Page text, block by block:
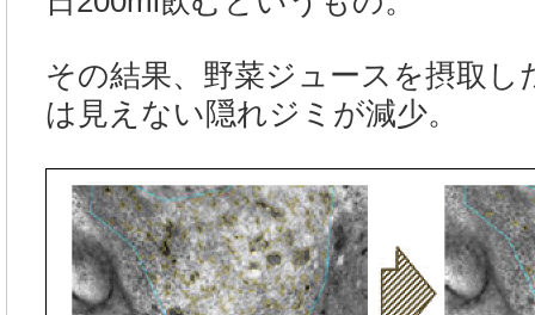
その結果、野菜ジュースを摂取し
は見えない隠れジミが減少。